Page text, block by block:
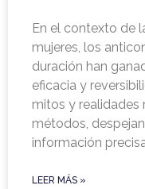
En el contexto de
mujeres, los
duración han
eficacia y
mitos y realidades
métodos,
información
LEER MÁS »